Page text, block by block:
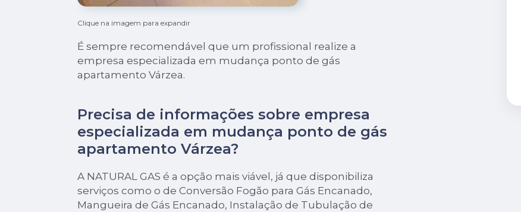
Clique na imagem para expandir
É sempre recomendável que um profissional realize a
empresa especializada em mudança ponto de gás
apartamento Várzea.
Precisa de informações sobre empresa
especializada em mudança ponto de gás
apartamento Várzea?
A NATURAL GAS é a opção mais viável, já que disponibiliza
serviços como o de Conversão Fogão para Gás Encanado,
Mangueira de Gás Encanado, Instalação de Tubulação de